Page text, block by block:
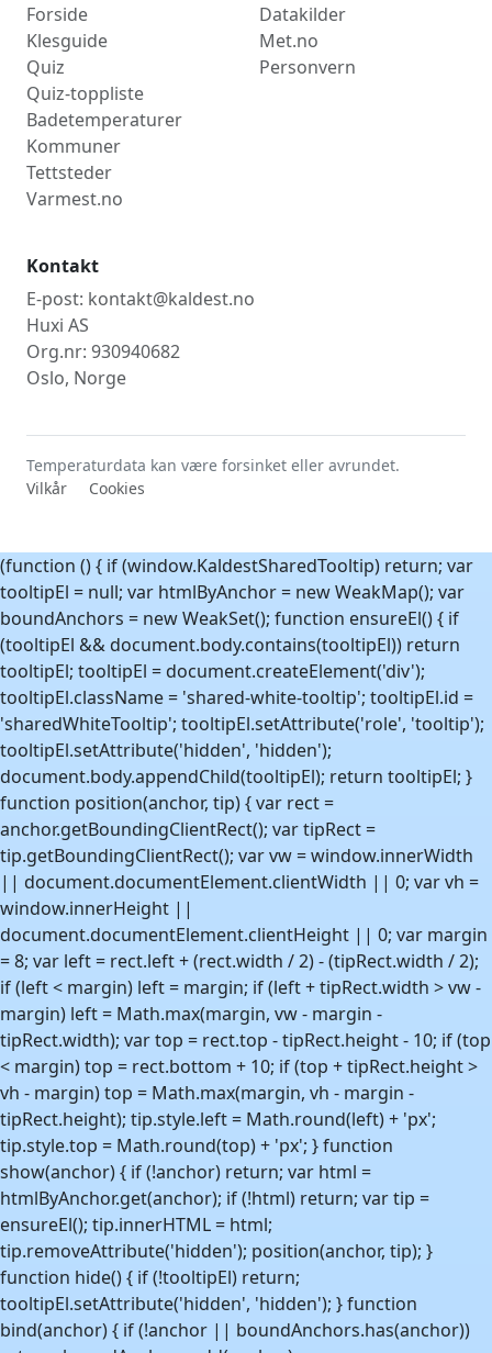
Forside
Klesguide
Quiz
Quiz-toppliste
Badetemperaturer
Kommuner
Tettsteder
Varmest.no
Datakilder
Met.no
Personvern
Kontakt
E-post: kontakt@kaldest.no
Huxi AS
Org.nr: 930940682
Oslo, Norge
Temperaturdata kan være forsinket eller avrundet.
Vilkår
Cookies
(function () { if (window.KaldestSharedTooltip) return; var
tooltipEl = null; var htmlByAnchor = new WeakMap(); var
boundAnchors = new WeakSet(); function ensureEl() { if
(tooltipEl && document.body.contains(tooltipEl)) return
tooltipEl; tooltipEl = document.createElement('div');
tooltipEl.className = 'shared-white-tooltip'; tooltipEl.id =
'sharedWhiteTooltip'; tooltipEl.setAttribute('role', 'tooltip');
tooltipEl.setAttribute('hidden', 'hidden');
document.body.appendChild(tooltipEl); return tooltipEl; }
function position(anchor, tip) { var rect =
anchor.getBoundingClientRect(); var tipRect =
tip.getBoundingClientRect(); var vw = window.innerWidth
|| document.documentElement.clientWidth || 0; var vh =
window.innerHeight ||
document.documentElement.clientHeight || 0; var margin
= 8; var left = rect.left + (rect.width / 2) - (tipRect.width / 2);
if (left < margin) left = margin; if (left + tipRect.width > vw -
margin) left = Math.max(margin, vw - margin -
tipRect.width); var top = rect.top - tipRect.height - 10; if (top
< margin) top = rect.bottom + 10; if (top + tipRect.height >
vh - margin) top = Math.max(margin, vh - margin -
tipRect.height); tip.style.left = Math.round(left) + 'px';
tip.style.top = Math.round(top) + 'px'; } function
show(anchor) { if (!anchor) return; var html =
htmlByAnchor.get(anchor); if (!html) return; var tip =
ensureEl(); tip.innerHTML = html;
tip.removeAttribute('hidden'); position(anchor, tip); }
function hide() { if (!tooltipEl) return;
tooltipEl.setAttribute('hidden', 'hidden'); } function
bind(anchor) { if (!anchor || boundAnchors.has(anchor))